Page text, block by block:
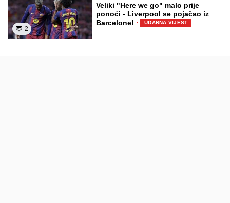
2
Veliki "Here we go" malo prije
ponoći - Liverpool se pojačao iz
Barcelone! · UDARNA VIJEST